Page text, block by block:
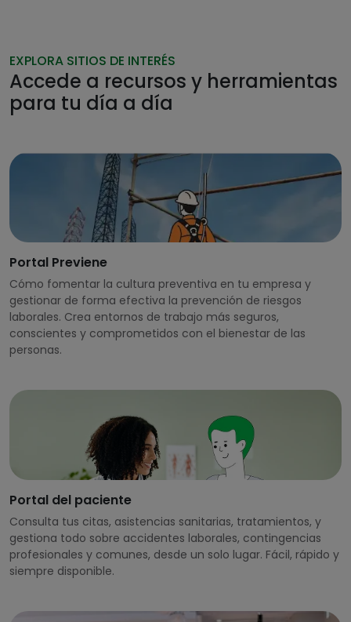
EXPLORA SITIOS DE INTERÉS
Accede a recursos y herramientas
para tu día a día
Portal Previene
Cómo fomentar la cultura preventiva en tu empresa y
gestionar de forma efectiva la prevención de riesgos
laborales. Crea entornos de trabajo más seguros,
conscientes y comprometidos con el bienestar de las
personas.
Portal del paciente
Consulta tus citas, asistencias sanitarias, tratamientos, y
gestiona todo sobre accidentes laborales, contingencias
profesionales y comunes, desde un solo lugar. Fácil, rápido y
siempre disponible.